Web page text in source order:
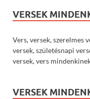
VERSEK
Vers, versek, szerelmes
versek, születésnapi
versek, vers
VERSEK